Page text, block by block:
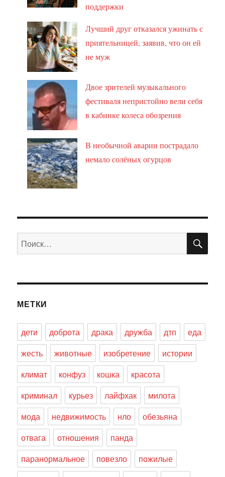
поддержки
Лучший друг отказался ужинать с
приятельницей, заявив, что он ей
не муж
Двое зрителей музыкального
фестиваля непристойно вели себя
в кабинке колеса обозрения
В необычной аварии пострадало
немало солёных огурцов
Искать:
МЕТКИ
дети доброта драка дружба дтп
еда
жесть
животные изобретение
истории
климат
конфуз кошка
красота
криминал
курьез лайфхак
милота
мода
недвижимость нло
обезьяна
отвага
отношения
панда
паранормальное
повезло
пожилые